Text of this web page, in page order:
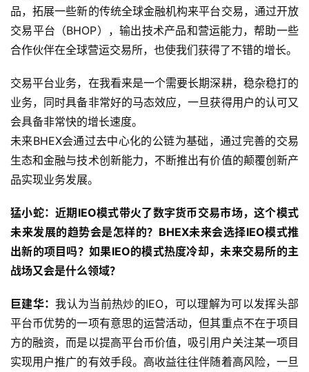
品，拓展一些新的传统全球金融机构来平台交易，通过开放
交易平台（BHOP），输出技术产品和营运能力，帮助一些
合作伙伴在全球营运交易所，也使我们获得了不错的增长。
交易平台业务，在我看来是一个需要长期深耕，稳杂稳打的
业务，同时具备非常好的马态效应，一旦获得用户的认可又
会具备非常快的增长速度。
未来BHEX会通过去中心化的公链为基础，通过完善的交易
生态和金融与技术创新能力，不断推出有价值的颠覆创新产
品实现业务发展。
猛小蛇：近期IEO模式带火了数字货币交易市场，这个模式
未来发展的趋势会是怎样的？BHEX未来会选择IEO模式推
出新的项目吗？如果IEO的模式热度冷却，未来交易所的主
战场又会是什么领域？
巨建华：我认为当前热炒的IEO，可以理解为可以发挥头部
平台币优势的一项有意思的运营活动，但其重点不在于项目
方的融资，而是以提高平台币价值，吸引用户关注某一项目
实现用户推广的有效手段。高收益往往伴随着高风险，一旦